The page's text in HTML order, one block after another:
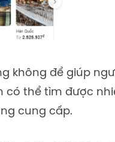
không để giúp
có thể tìm được
cung cấp.